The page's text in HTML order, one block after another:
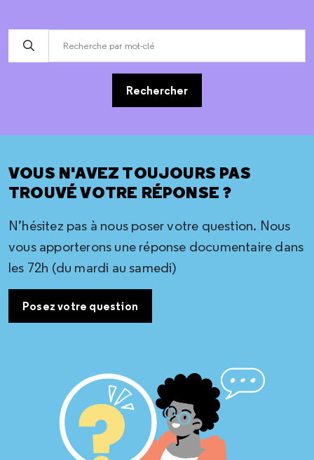
Rechercher
VOUS N'AVEZ TOUJOURS PAS
TROUVÉ VOTRE RÉPONSE ?
N’hésitez pas à nous poser votre question. Nous
vous apporterons une réponse documentaire dans
les 72h (du mardi au samedi)
Posez votre question